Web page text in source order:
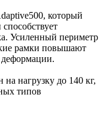
который
Усиленный периметр
рамки повышают
деформации.
нагрузку до 140 кг,
типов